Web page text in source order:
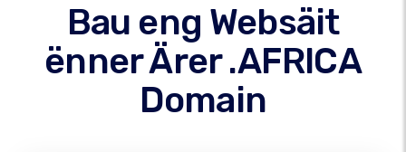
Bau eng Websäit
ënner Ärer .AFRICA
Domain